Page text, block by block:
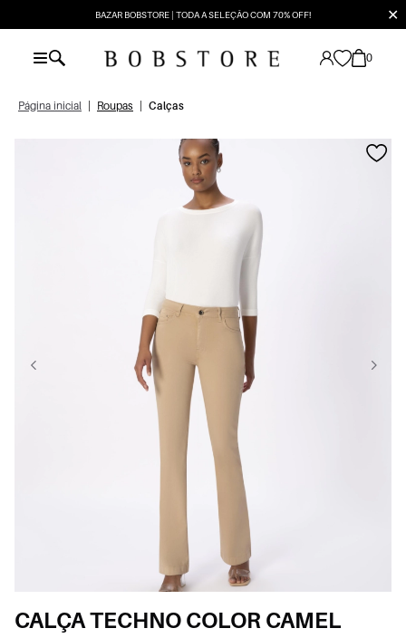
BAZAR BOBSTORE | TODA A SELEÇÃO COM 70% OFF! ✕
0
Página inicial Roupas Calças
CALÇA TECHNO COLOR CAMEL